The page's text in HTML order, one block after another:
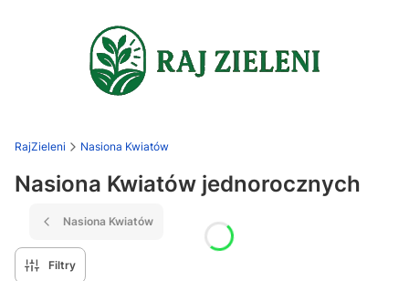
RajZieleni Nasiona Kwiatów
Nasiona Kwiatów jednorocznych
Nasiona Kwiatów
Filtry